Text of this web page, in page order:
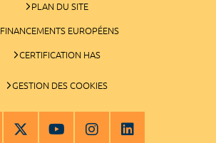
PLAN DU SITE
FINANCEMENTS EUROPÉENS
CERTIFICATION HAS
GESTION DES COOKIES